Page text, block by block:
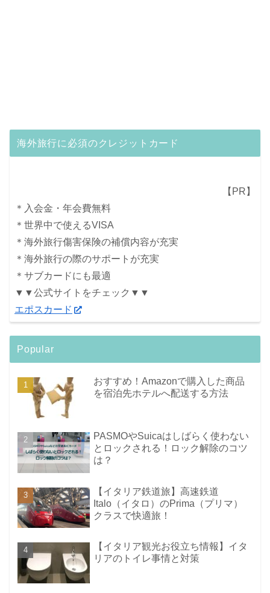
海外旅行に必須のクレジットカード
【PR】
＊入会金・年会費無料
＊世界中で使えるVISA
＊海外旅行傷害保険の補償内容が充実
＊海外旅行の際のサポートが充実
＊サブカードにも最適
▼▼公式サイトをチェック▼▼
エポスカード
Popular
おすすめ！Amazonで購入した商品
を宿泊先ホテルへ配送する方法
PASMOやSuicaはしばらく使わない
とロックされる！ロック解除のコツ
は？
【イタリア鉄道旅】高速鉄道
Italo（イタロ）のPrima（プリマ）
クラスで快適旅！
【イタリア観光お役立ち情報】イタ
リアのトイレ事情と対策